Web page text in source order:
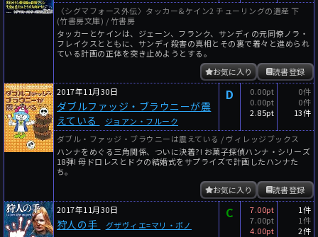
〈シグマフォース外伝〉タッカー&ケイン2 チューリングの遺産 下
(竹書房文庫) / 竹書房
タッカーとケインは、ジェーン、フランク、サンディの元同僚ノラ・
フレイクスとともに、サンディ殺害の真相とその裏で着々と進められ
ている計画の正体を突き止めようとする。
読書登録
お気に入り
2017年11月30日
ダブルファッジ・ブラウニーが震
えている
ジョアン・フルーク
D
0.00pt
0.00pt
2.85pt
0件
0件
13件
ダブル・ファッジ・ブラウニーは震えている / ヴィレッジブックス
ハンナをめぐる三角関係、ついに決着?! お菓子探偵ハンナ・シリーズ
18弾! 母ドロレスとドクの結婚式をサプライズで計画したハンナた
ち。
読書登録
お気に入り
2017年11月30日
狩人の手 グザヴィエ=マリ・ボノ
C
7.00pt
7.00pt
4.00pt
1件
1件
2件